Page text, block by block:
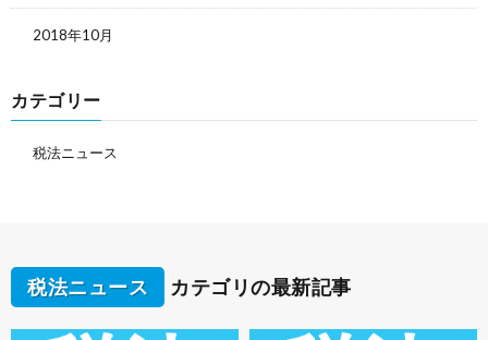
2018年10月
カテゴリー
税法ニュース
税法ニュース カテゴリの最新記事